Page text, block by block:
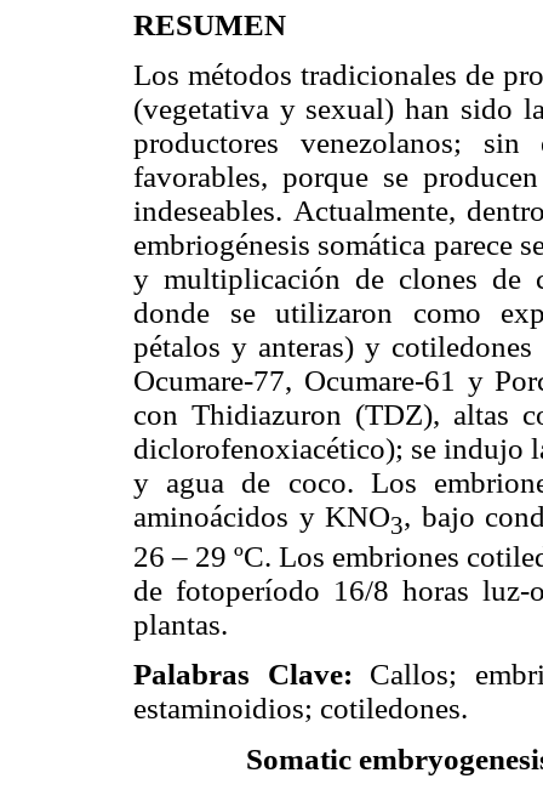
RESUMEN
Los métodos tradicionales de
(vegetativa y sexual) han sido
productores venezolanos;
favorables, porque se
indeseables. Actualmente,
embriogénesis somática parece
y multiplicación de clones de
donde se utilizaron como
pétalos y anteras) y
Ocumare-77, Ocumare-61 y
con Thidiazuron (TDZ), altas
diclorofenoxiacético); se indujo
y agua de coco. Los
aminoácidos y KNO3, bajo
26 – 29 ºC. Los embriones
de fotoperíodo 16/8 horas luz-
plantas.
Palabras Clave: Callos;
estaminoidios; cotiledones.
Somatic